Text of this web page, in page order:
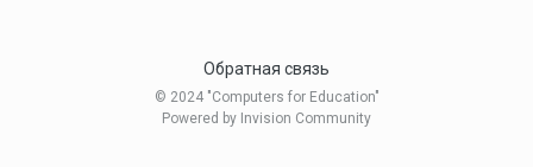
Обратная связь
© 2024 "Computers for Education"
Powered by Invision Community